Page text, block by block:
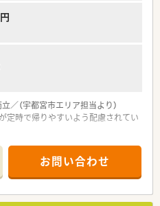
されるため、サービス残業はなく、
働き方ができます。
／（宇都宮市エリア担当より）
定時で帰りやすいよう配慮されてい
】
皮膚科の処方箋を1日あたり約120
識を深められる環境です。
〜4名体制で対応しており、協力し
お問い合わせ